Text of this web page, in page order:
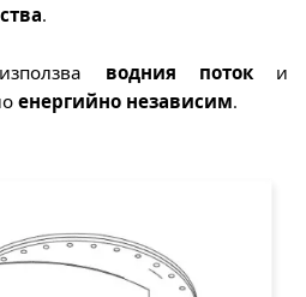
.
водния потоки
енергийно независим.